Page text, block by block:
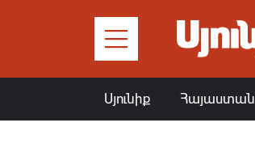
Սյունիք Հայաստան